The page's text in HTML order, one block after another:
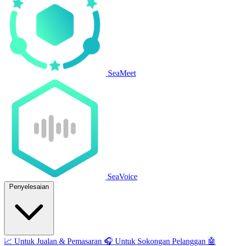
SeaMeet
SeaVoice
Penyelesaian
📈 Untuk Jualan & Pemasaran 🎧 Untuk Sokongan Pelanggan 🤖